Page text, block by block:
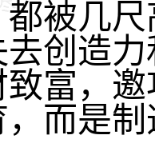
被几
创造
富，
而是